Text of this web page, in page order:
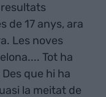
resultats
de 17 anys, ara
Les noves
Tot ha
que hi ha
la meitat de